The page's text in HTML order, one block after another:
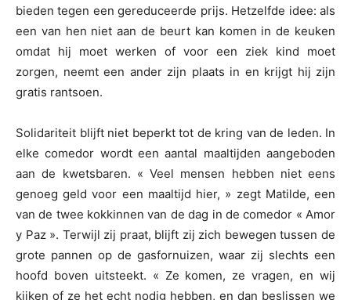
bieden tegen een gereduceerde prijs. Hetzelfde idee: als
een van hen niet aan de beurt kan komen in de keuken
omdat hij moet werken of voor een ziek kind moet
zorgen, neemt een ander zijn plaats in en krijgt hij zijn
gratis rantsoen.
Solidariteit blijft niet beperkt tot de kring van de leden. In
elke comedor wordt een aantal maaltijden aangeboden
aan de kwetsbaren. « Veel mensen hebben niet eens
genoeg geld voor een maaltijd hier, » zegt Matilde, een
van de twee kokkinnen van de dag in de comedor « Amor
y Paz ». Terwijl zij praat, blijft zij zich bewegen tussen de
grote pannen op de gasfornuizen, waar zij slechts een
hoofd boven uitsteekt. « Ze komen, ze vragen, en wij
kijken of ze het echt nodig hebben, en dan beslissen we